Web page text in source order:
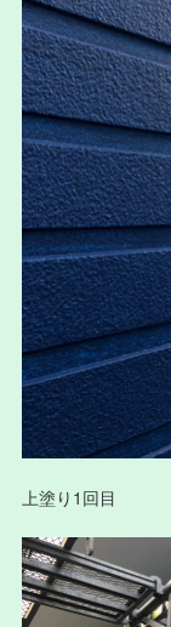
上塗り1回目